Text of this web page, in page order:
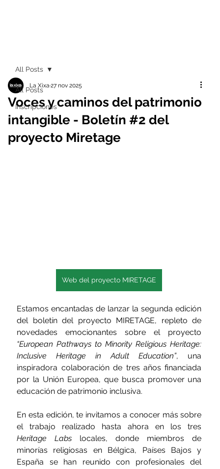
All Posts
Inscripciones
All Posts
Voces y caminos del patrimonio
intangible - Boletín #2 del
proyecto Miretage
La Xixa27 nov 2025
Web del proyecto MIRETAGE
Estamos encantadas de lanzar la segunda edición
del boletín del proyecto MIRETAGE, repleto de
“European Pathways to Minority Religious Heritage:
Inclusive Heritage in Adult Education”, una
inspiradora colaboración de tres años financiada
por la Unión Europea, que busca promover una
educación de patrimonio inclusiva.
En esta edición, te invitamos a conocer más sobre
Heritage Labs locales, donde miembros de
minorías religiosas en Bélgica, Países Bajos y
España se han reunido con profesionales del